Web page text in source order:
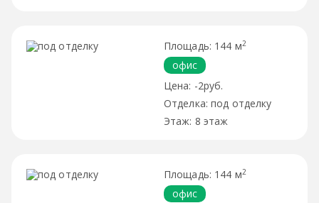
144 м2
офис
-2руб.
под отделку
8 этаж
144 м2
офис